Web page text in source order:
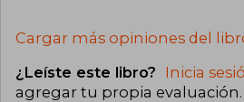
Cargar más opiniones del
¿Leíste este libro? Inicia
agregar tu propia evaluación.